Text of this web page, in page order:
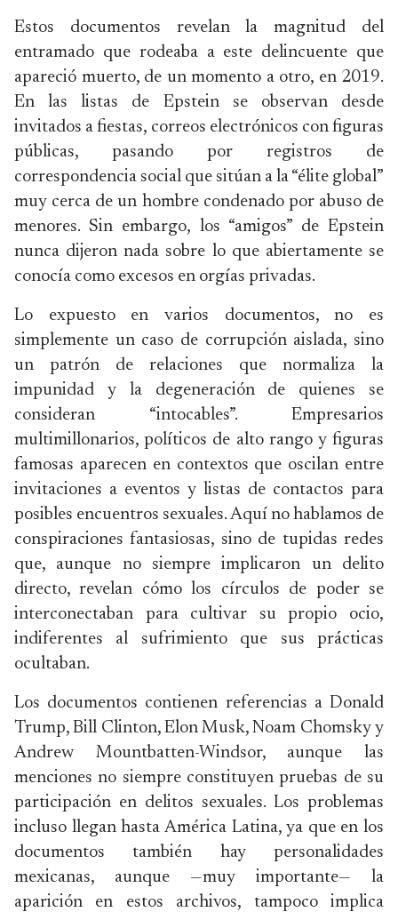
Estos documentos revelan la magnitud del
entramado que rodeaba a este delincuente que
apareció muerto, de un momento a otro, en 2019.
En las listas de Epstein se observan desde
invitados a fiestas, correos electrónicos con figuras
públicas, pasando por registros de
correspondencia social que sitúan a la “élite global”
muy cerca de un hombre condenado por abuso de
menores. Sin embargo, los “amigos” de Epstein
nunca dijeron nada sobre lo que abiertamente se
conocía como excesos en orgías privadas.
Lo expuesto en varios documentos, no es
simplemente un caso de corrupción aislada, sino
un patrón de relaciones que normaliza la
impunidad y la degeneración de quienes se
consideran “intocables”. Empresarios
multimillonarios, políticos de alto rango y figuras
famosas aparecen en contextos que oscilan entre
invitaciones a eventos y listas de contactos para
posibles encuentros sexuales. Aquí no hablamos de
conspiraciones fantasiosas, sino de tupidas redes
que, aunque no siempre implicaron un delito
directo, revelan cómo los círculos de poder se
interconectaban para cultivar su propio ocio,
indiferentes al sufrimiento que sus prácticas
ocultaban.
Los documentos contienen referencias a Donald
Trump, Bill Clinton, Elon Musk, Noam Chomsky y
Andrew Mountbatten-Windsor, aunque las
menciones no siempre constituyen pruebas de su
participación en delitos sexuales. Los problemas
incluso llegan hasta América Latina, ya que en los
documentos también hay personalidades
mexicanas, aunque —muy importante— la
aparición en estos archivos, tampoco implica